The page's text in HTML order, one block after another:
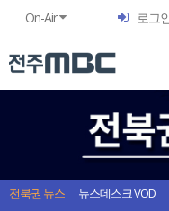
On-Air 로그
전북권 뉴스 뉴스데스크 VOD